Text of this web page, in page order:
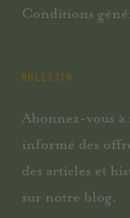
Conditions
BULLETIN
Abonnez-vous à
informé des
des articles et
sur notre blog.